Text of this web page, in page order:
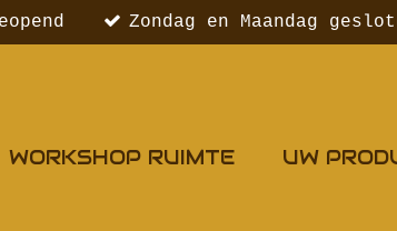
Zondag en Maandag
WORKSHOP RUIMTE
UW